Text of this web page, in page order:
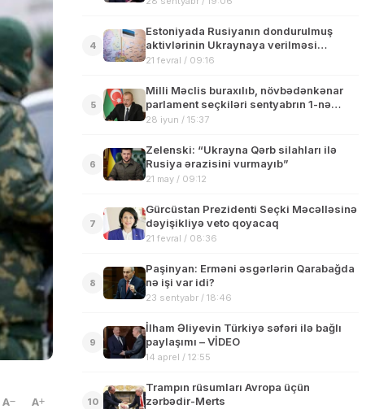
A A
4
Estoniyada Rusiyanın dondurulmuş
aktivlərinin Ukraynaya verilməsi
müzakirə edilib
21 fevral / 09:16
5
Milli Məclis buraxılıb, növbədənkənar
parlament seçkiləri sentyabrın 1-nə
təyin edilib
28 iyun / 15:37
6
Zelenski: “Ukrayna Qərb silahları ilə
Rusiya ərazisini vurmayıb”
21 may / 09:12
7
Gürcüstan Prezidenti Seçki Məcəlləsinə
dəyişikliyə veto qoyacaq
21 fevral / 08:36
8
Paşinyan: Erməni əsgərlərin Qarabağda
nə işi var idi?
23 sentyabr / 18:46
9
İlham Əliyevin Türkiyə səfəri ilə bağlı
paylaşımı – VİDEO
14 aprel / 12:55
10
Trampın rüsumları Avropa üçün
zərbədir-Merts